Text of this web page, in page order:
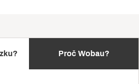
Proč Wobau?